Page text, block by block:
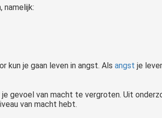
namelijk:
kun je gaan leven in angst. Als angst je
gevoel van macht te vergroten. Uit
van macht hebt.